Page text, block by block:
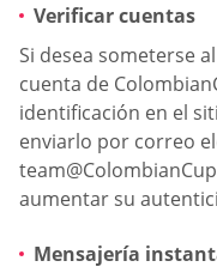
Verificar cuentas
Si desea someterse
cuenta de
identificación en el
enviarlo por correo
aumentar su
Mensajería